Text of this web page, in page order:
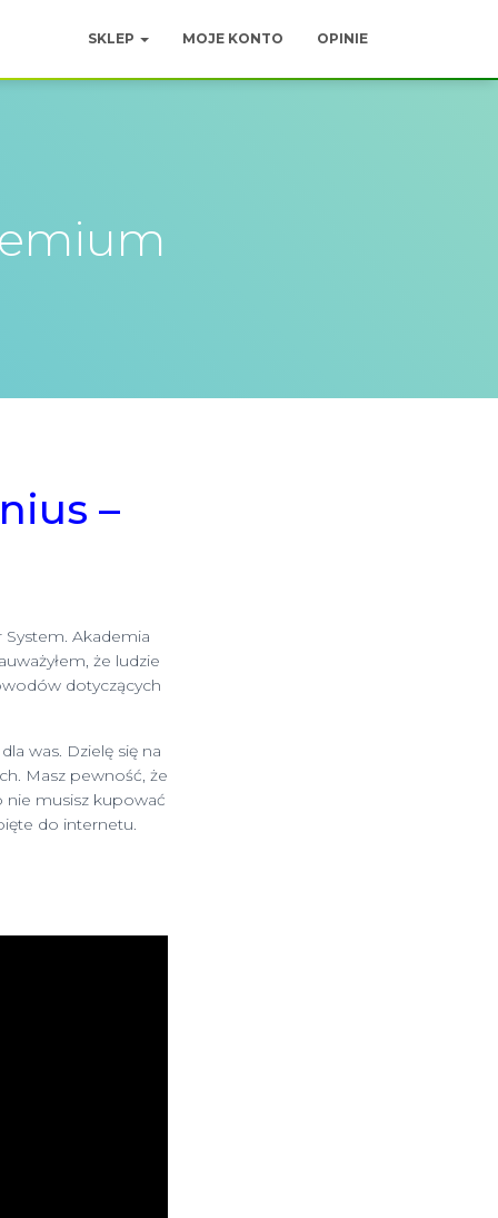
SKLEP MOJE KONTO OPINIE
–
Akademia
że ludzie
dotyczących
was. Dzielę się na
Masz pewność, że
nie musisz kupować
do internetu.